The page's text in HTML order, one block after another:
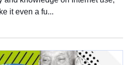
it even a fu...